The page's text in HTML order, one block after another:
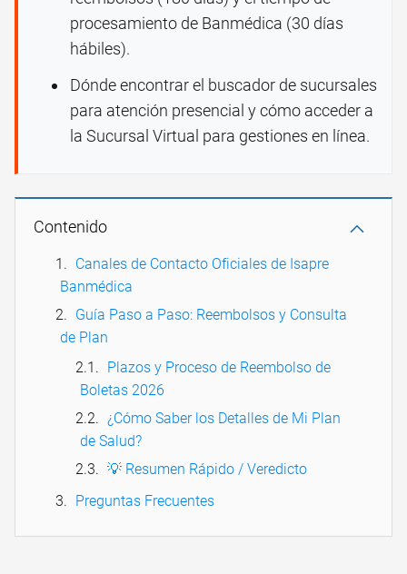
procesamiento de Banmédica (30 días
hábiles).
Dónde encontrar el buscador de sucursales
para atención presencial y cómo acceder a
la Sucursal Virtual para gestiones en línea.
Contenido
Canales de Contacto Oficiales de Isapre
Banmédica
Guía Paso a Paso: Reembolsos y Consulta
de Plan
Plazos y Proceso de Reembolso de
Boletas 2026
¿Cómo Saber los Detalles de Mi Plan
de Salud?
💡 Resumen Rápido / Veredicto
Preguntas Frecuentes